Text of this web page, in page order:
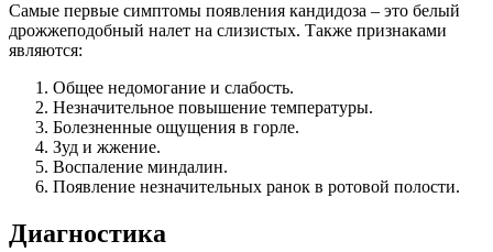
Самые первые симптомы появления кандидоза – это белый
дрожжеподобный налет на слизистых. Также признаками
являются:
Общее недомогание и слабость.
Незначительное повышение температуры.
Болезненные ощущения в горле.
Зуд и жжение.
Воспаление миндалин.
Появление незначительных ранок в ротовой полости.
Диагностика